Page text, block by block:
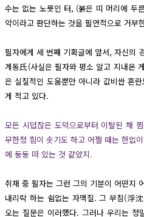
수는 없는 노릇인 터, (붉은 띠 머리에 두
악이라고 판단하는 것을 필연적으로 거부
필자에게 세 번째 기획글에 앞서, 자신의
계동氏(사실은 필자와 평소 알고 지내온
은 실질적인 도움뿐만 아니라 값비싼 혼
게 적고 있다.
모든 시덥잖은 도덕으로부터 이탈된 채
무한정 힘이 솟기도 하고 어쩔 때는 한없
에 둥둥 떠 있는 것 같았지.
취재 중 필자는 그런 그의 기분이 어떤지
내리락 하는 쉼없는 자맥질. 그 부침(浮
오는 질문은 이러했다. 그러나 우리는